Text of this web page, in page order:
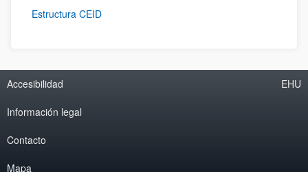
Estructura CEID
Accesibilidad
Información legal
Contacto
Mapa
EHU